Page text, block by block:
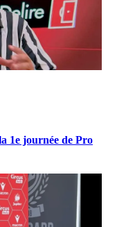
1e journée de Pro